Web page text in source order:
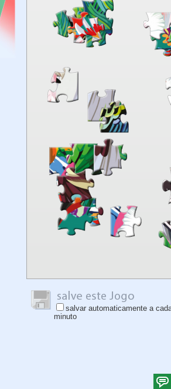
salvar automaticamente a
minuto